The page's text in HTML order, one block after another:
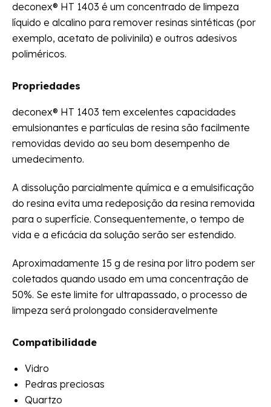
deconex® HT 1403 é um concentrado de limpeza
líquido e alcalino para remover resinas sintéticas (por
exemplo, acetato de polivinila) e outros adesivos
poliméricos.
Propriedades
deconex® HT 1403 tem excelentes capacidades
emulsionantes e partículas de resina são facilmente
removidas devido ao seu bom desempenho de
umedecimento.
A dissolução parcialmente química e a emulsificação
do resina evita uma redeposição da resina removida
para o superfície. Consequentemente, o tempo de
vida e a eficácia da solução serão ser estendido.
Aproximadamente 15 g de resina por litro podem ser
coletados quando usado em uma concentração de
50%. Se este limite for ultrapassado, o processo de
limpeza será prolongado consideravelmente
Compatibilidade
Vidro
Pedras preciosas
Quartzo